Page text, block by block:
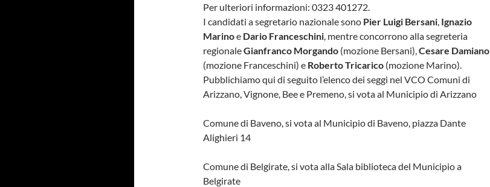
Per ulteriori informazioni: 0323 401272.
I candidati a segretario nazionale sono Pier Luigi Bersani, Ignazio
Marinoe Dario Franceschini, mentre concorrono alla segreteria
regionaleGianfranco Morgando (mozione Bersani),Cesare Damiano
(mozione Franceschini) e Roberto Tricarico (mozione Marino).
Pubblichiamo qui di seguito l’elenco dei seggi nel VCO Comuni di
Arizzano, Vignone, Bee e Premeno, si vota al Municipio di Arizzano
Comune di Baveno, si vota al Municipio di Baveno, piazza Dante
Alighieri 14
Comune di Belgirate, si vota alla Sala biblioteca del Municipio a
Belgirate